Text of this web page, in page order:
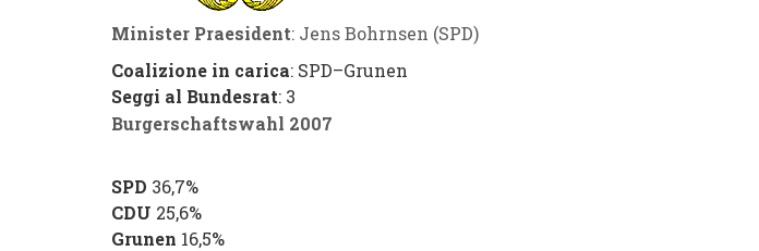
Minister Praesident: Jens Bohrnsen (SPD)
Coalizione in carica: SPD–Grunen
Seggi al Bundesrat: 3
Burgerschaftswahl 2007
SPD 36,7%
CDU 25,6%
Grunen 16,5%